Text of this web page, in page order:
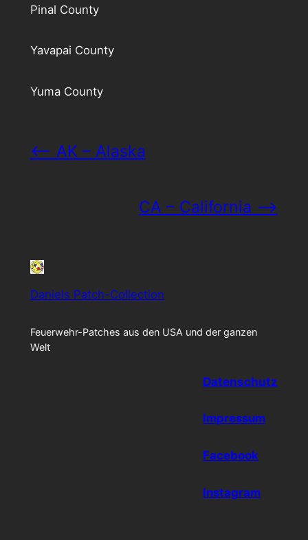
Pinal County
Yavapai County
Yuma County
<– AK – Alaska
CA – California –>
Daniels Patch-Collection
Feuerwehr-Patches aus den USA und der ganzen
Welt
Datenschutz
Impressum
Facebook
Instagram